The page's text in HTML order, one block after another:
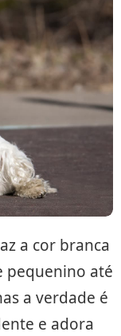
a cor branca
pequenino até
a verdade é
e adora